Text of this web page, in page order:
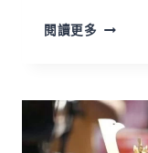
閱讀更多